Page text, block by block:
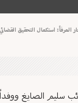
استكمال التحقيق القضائي
سليم الصايغ ووفداً